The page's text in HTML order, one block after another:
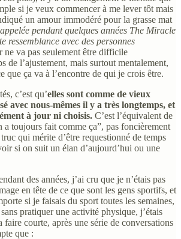
si je veux commencer à me lever tôt mais
un amour immodéré pour la grasse mat
pendant quelques années The Miracle
ressemblance avec des personnes
ne va pas seulement être difficile
de l’ajustement, mais surtout mentalement,
que ça va à l’encontre de qui je crois être.
c’est qu’elles sont comme de vieux
avec nous-mêmes il y a très longtemps, et
à jour ni choisis. C’est l’équivalent de
a toujours fait comme ça”, pas foncièrement
qui mérite d’être requestionné de temps
si on suit un élan d’aujourd’hui ou une
des années, j’ai cru que je n’étais pas
en tête de ce que sont les gens sportifs, et
si je faisais du sport toutes les semaines,
pratiquer une activité physique, j’étais
faire courte, après une série de conversations
que :